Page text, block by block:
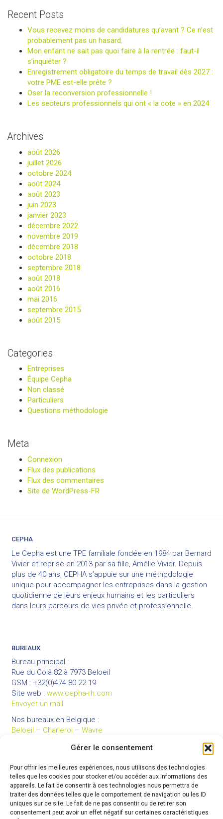
Gérer le consentement
Pour offrir les meilleures expériences, nous utilisons des technologies
telles que les cookies pour stocker et/ou accéder aux informations des
appareils. Le fait de consentir à ces technologies nous permettra de
traiter des données telles que le comportement de navigation ou les ID
uniques sur ce site. Le fait de ne pas consentir ou de retirer son
consentement peut avoir un effet négatif sur certaines caractéristiques
Recent Posts
Vous recevez moins de candidatures qu’avant ? Ce n’est
probablement pas un hasard.
Mon enfant ne sait pas quoi faire à la rentrée : faut-il
s’inquiéter ?
Enregistrement obligatoire du temps de travail dès 2027 :
votre PME est-elle prête ?
Oser la reconversion professionnelle !
Les secteurs professionnels qui ont « la cote » en 2024
Archives
août 2026
juillet 2026
octobre 2024
août 2024
août 2023
juin 2023
janvier 2023
décembre 2022
novembre 2019
décembre 2018
octobre 2018
septembre 2018
août 2018
août 2016
mai 2016
septembre 2015
août 2015
Categories
Entreprises
Équipe Cepha
Non classé
Particuliers
Questions méthodologie
Meta
Connexion
Flux des publications
Flux des commentaires
Site de WordPress-FR
CEPHA
Le Cepha est une TPE familiale fondée en 1984 par Bernard
Vivier et reprise en 2013 par sa fille, Amélie Vivier. Depuis
plus de 40 ans, CEPHA s’appuie sur une méthodologie
unique pour accompagner les entreprises dans la gestion
quotidienne de leurs enjeux humains et les particuliers
dans leurs parcours de vies privée et professionnelle.
BUREAUX
Bureau principal :
Rue du Colâ 82 à 7973 Beloeil
GSM : +32(0)474 80 22 19
Site web : www.cepha-rh.com
Envoyer un mail
Nos bureaux en Belgique :
Beloeil – Charleroi – Wavre
LIENS UTILES
Mentions légales
Conditions générales de vente
Politique de confidentialité